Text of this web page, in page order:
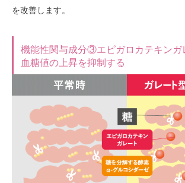
を改善します。
機能性関与成分③エピガロカテキンガ
血糖値の上昇を抑制する